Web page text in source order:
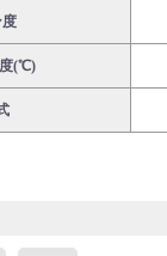
度
(℃)